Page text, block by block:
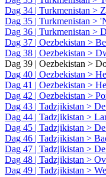
Dag 34 | Turkmenistan >
Dag 35 | Turkmenistan >
Dag 36 | Turkmenistan >
Dag 37 | Oezbekistan >
Dag 38 | Oezbekistan >
Dag 39 | Oezbekistan >
Dag 40 | Oezbekistan >
Dag 41 | Oezbekistan >
Dag 42 | Oezbekistan >
Dag 43 | Tadzjikistan >
Dag 44 | Tadzjikistan >
Dag 45 | Tadzjikistan >
Dag 46 | Tadzjikistan >
Dag 47 | Tadzjikistan >
Dag 48 | Tadzjikistan >
Dag 49 | Tadzjikistan >